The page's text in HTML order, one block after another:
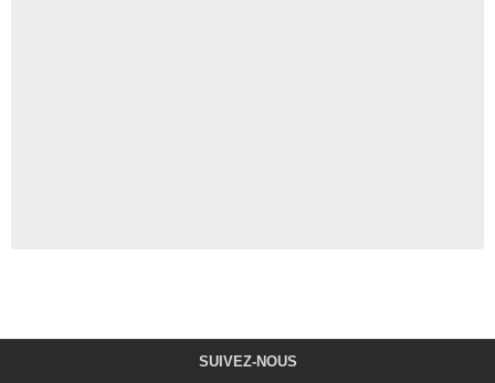
SUIVEZ-NOUS